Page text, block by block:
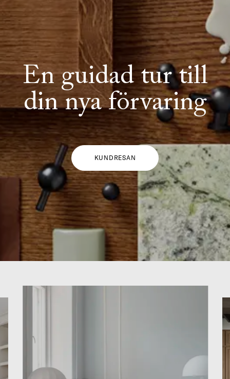
En guidad tur till
din nya förvaring
KUNDRESAN